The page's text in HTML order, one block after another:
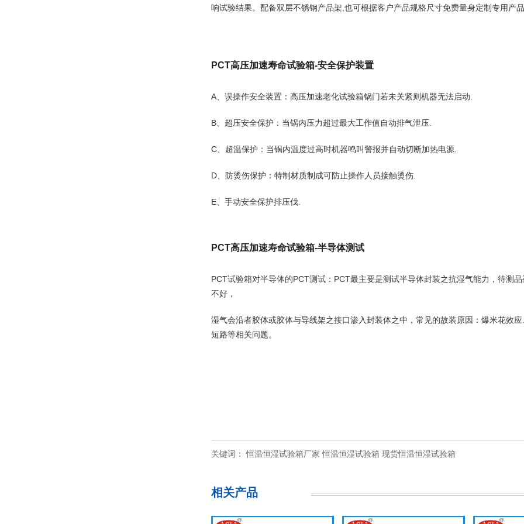
响试验结果。配备双层不锈钢产品架,也可根据客户产品规格尺寸免费量身定制专用产
PCT高压加速寿命试验箱-安全保护装置
A、误操作安全装置：高压加速老化试验箱锅门若未关紧则机器无法启动.
B、超压安全保护：当锅内压力超过最大工作值自动排气泄压.
C、超温保护：当锅内温度过高时机器鸣叫警报并自动切断加热电源.
D、防烫伤保护：特制材质制成可防止操作人员接触烫伤.
E、手动安全保护排压伐.
PCT高压加速寿命试验箱-半导体测试
PCT试验箱对半导体的PCT测试：PCT最主要是测试半导体封装之抗湿气能力，待测
不好，
湿气会沿者胶体或胶体与导线架之接口渗入封装体之中，常见的故装原因：爆米花效
短路等相关问题。
关键词：恒温恒湿试验箱厂家 恒温恒湿试验箱 现货恒温恒湿试验箱
相关产品